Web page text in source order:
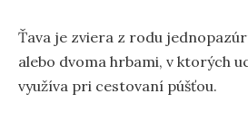
Ťava je zviera z rodu
alebo dvoma hrbami, v ktorých
využíva pri cestovaní púšťou.